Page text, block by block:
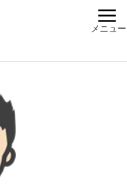
メニュー